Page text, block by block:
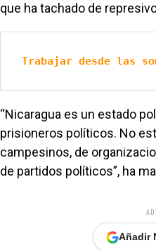
que ha tachado de
Trabajar desde las
“Nicaragua es un estado
prisioneros políticos. No
campesinos, de
de partidos políticos”, ha
Añadir